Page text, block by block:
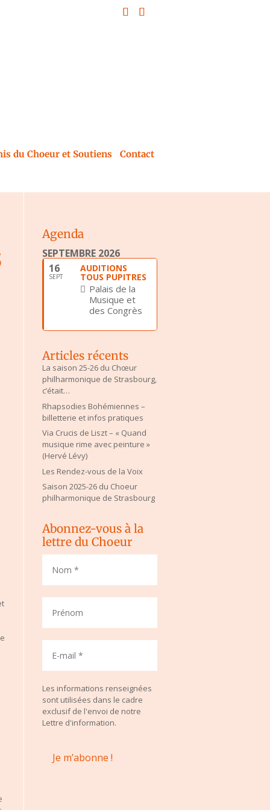
du Choeur et Soutiens Contact
Agenda
SEPTEMBRE 2026
16
SEPT
AUDITIONS
TOUS PUPITRES
Palais de la
Musique et
des Congrès
Articles récents
La saison 25-26 du Chœur
philharmonique de Strasbourg,
c’était…
Rhapsodies Bohémiennes –
billetterie et infos pratiques
Via Crucis de Liszt – « Quand
musique rime avec peinture »
(Hervé Lévy)
Les Rendez-vous de la Voix
Saison 2025-26 du Choeur
philharmonique de Strasbourg
Abonnez-vous à la
lettre du Choeur
Les informations renseignées
sont utilisées dans le cadre
exclusif de l'envoi de notre
Lettre d'information.